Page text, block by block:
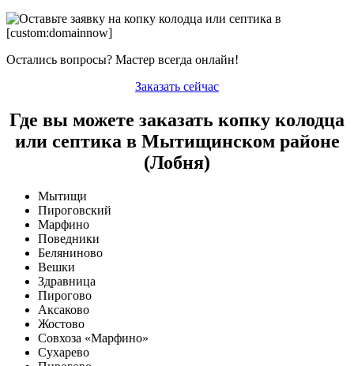
Остались вопросы? Мастер всегда онлайн!
Заказать сейчас
Где вы можете заказать копку колодца
или септика в Мытищинском районе
(Лобня)
Мытищи
Пироговский
Марфино
Поведники
Беляниново
Вешки
Здравница
Пирогово
Аксаково
Жостово
Совхоза «Марфино»
Сухарево